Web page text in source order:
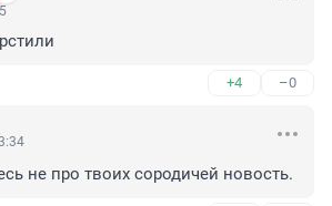
+4 –0
не про твоих сородичей новость.